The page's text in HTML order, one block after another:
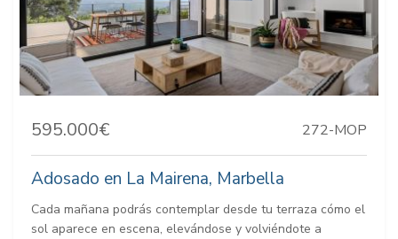
595.000€ 272-MOP
Adosado en La Mairena, Marbella
Cada mañana podrás contemplar desde tu terraza cómo el
sol aparece en escena, elevándose y volviéndote a